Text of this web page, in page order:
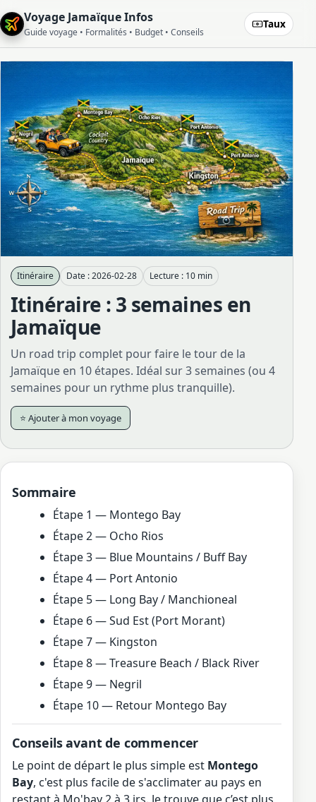
Voyage Jamaïque Infos
Guide voyage • Formalités • Budget • Conseils
Taux
Itinéraire Date : 2026-02-28 Lecture : 10 min
Itinéraire : 3 semaines en
Jamaïque
Un road trip complet pour faire le tour de la
Jamaïque en 10 étapes. Idéal sur 3 semaines (ou 4
semaines pour un rythme plus tranquille).
⭐ Ajouter à mon voyage
Sommaire
Étape 1 — Montego Bay
Étape 2 — Ocho Rios
Étape 3 — Blue Mountains / Buff Bay
Étape 4 — Port Antonio
Étape 5 — Long Bay / Manchioneal
Étape 6 — Sud Est (Port Morant)
Étape 7 — Kingston
Étape 8 — Treasure Beach / Black River
Étape 9 — Negril
Étape 10 — Retour Montego Bay
Conseils avant de commencer
Le point de départ le plus simple est Montego
Bay, c'est plus facile de s'acclimater au pays en